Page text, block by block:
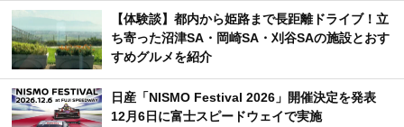
【体験談】都内から姫路まで長距離ドライブ！立
ち寄った沼津SA・岡崎SA・刈谷SAの施設とおす
すめグルメを紹介
日産「NISMO Festival 2026」開催決定を発表
12月6日に富士スピードウェイで実施